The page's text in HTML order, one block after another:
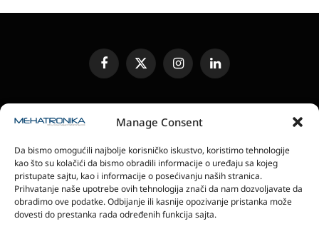
Manage Consent
Da bismo omogućili najbolje korisničko iskustvo, koristimo tehnologije
kao što su kolačići da bismo obradili informacije o uređaju sa kojeg
pristupate sajtu, kao i informacije o posećivanju naših stranica.
Prihvatanje naše upotrebe ovih tehnologija znači da nam dozvoljavate da
obradimo ove podatke. Odbijanje ili kasnije opozivanje pristanka može
dovesti do prestanka rada određenih funkcija sajta.
FacebookX
(Twitter)
InstagramLinkedIn
SLANJE JEDINICA ZA RECENZIJU
ELEKTRONSKA IZDANJA
POLITIKA PRIVATNOSTI
POLITIKA KOLAČIĆA
magazin Mehatronika - Agencija “Gomo Design”
Stanoja Glavaša 37, 26300 Vršac, Serbia